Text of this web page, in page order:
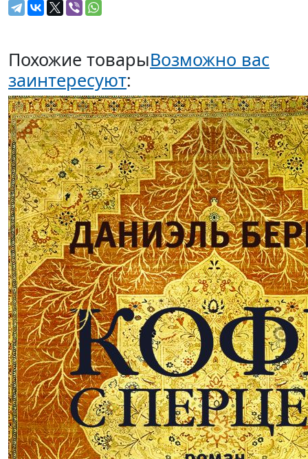
Похожие товарыВозможно вас
заинтересуют: